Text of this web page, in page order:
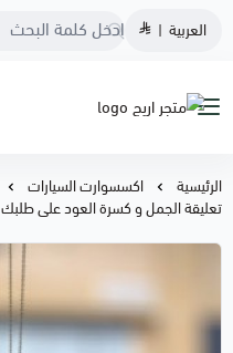
العربية |
متجر اريج
الرئيسية اكسسوارت السيارات
تعليقة الجمل و كسرة العود على طلبك